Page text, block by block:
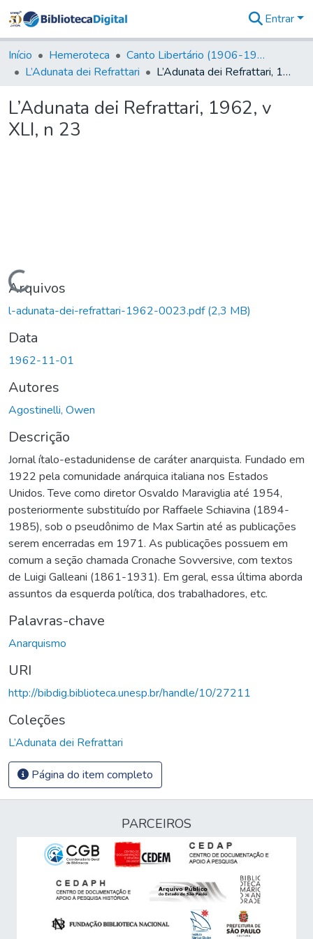
&
Coleções
Tudo na
Digital
Entrar
Início Hemeroteca
Canto Libertário (1906-1995)
L’Adunata dei Refrattari
L’Adunata dei Refrattari, 1962, v XLI, n 23
L’Adunata dei Refrattari, 1962, v
XLI, n 23
Carregando...
Arquivos
l-adunata-dei-refrattari-1962-0023.pdf(2,3 MB)
Data
1962-11-01
Autores
Agostinelli, Owen
Descrição
Jornal ítalo-estadunidense de caráter anarquista. Fundado em
1922 pela comunidade anárquica italiana nos Estados
Unidos. Teve como diretor Osvaldo Maraviglia até 1954,
posteriormente substituído por Raffaele Schiavina (1894-
1985), sob o pseudônimo de Max Sartin até as publicações
serem encerradas em 1971. As publicações possuem em
comum a seção chamada Cronache Sovversive, com textos
de Luigi Galleani (1861-1931). Em geral, essa última aborda
assuntos da esquerda política, dos trabalhadores, etc.
Palavras-chave
Anarquismo
URI
http://bibdig.biblioteca.unesp.br/handle/10/27211
Coleções
L’Adunata dei Refrattari
Página do item completo
PARCEIROS